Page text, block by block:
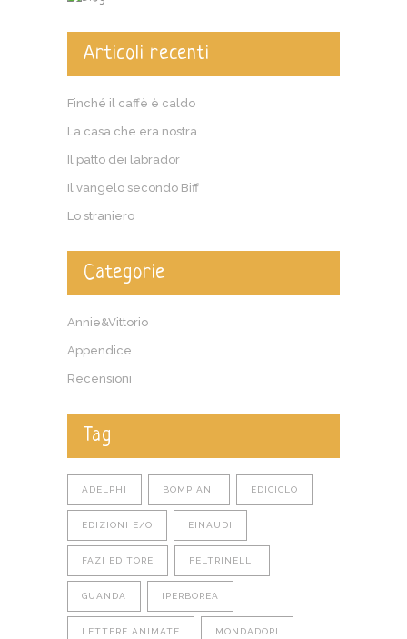
Articoli recenti
Finché il caffè è caldo
La casa che era nostra
Il patto dei labrador
Il vangelo secondo Biff
Lo straniero
Categorie
Annie&Vittorio
Appendice
Recensioni
Tag
ADELPHI BOMPIANI EDICICLO
EDIZIONI E/O EINAUDI
FAZI EDITORE FELTRINELLI
GUANDA IPERBOREA
LETTERE ANIMATE MONDADORI